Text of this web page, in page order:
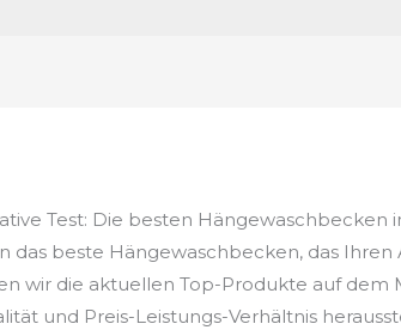
Test: Die besten Hängewaschbecken
das beste Hängewaschbecken, das
wir die aktuellen Top-Produkte auf dem
und Preis-Leistungs-Verhältnis